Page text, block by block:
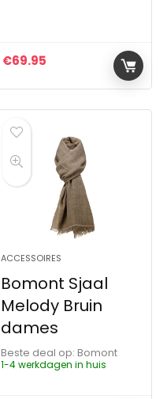
€69.95
ACCESSOIRES
Bomont Sjaal
Melody Bruin
dames
Beste deal op:
Bomont
1-4 werkdagen in huis